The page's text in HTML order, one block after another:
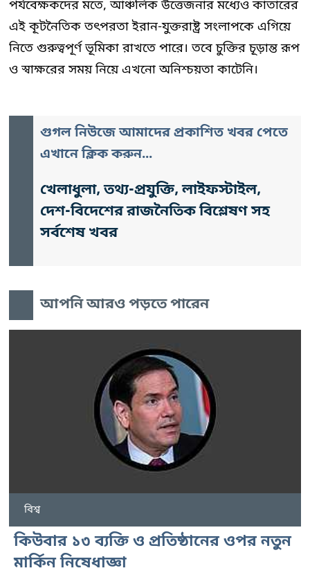
পর্যবেক্ষকদের মতে, আঞ্চলিক উত্তেজনার মধ্যেও কাতারের
এই কূটনৈতিক তৎপরতা ইরান-যুক্তরাষ্ট্র সংলাপকে এগিয়ে
নিতে গুরুত্বপূর্ণ ভূমিকা রাখতে পারে। তবে চুক্তির চূড়ান্ত রূপ
ও স্বাক্ষরের সময় নিয়ে এখনো অনিশ্চয়তা কাটেনি।
গুগল নিউজে আমাদের প্রকাশিত খবর পেতে
এখানে ক্লিক করুন...
খেলাধুলা, তথ্য-প্রযুক্তি, লাইফস্টাইল,
দেশ-বিদেশের রাজনৈতিক বিশ্লেষণ সহ
সর্বশেষ খবর
আপনি আরও পড়তে পারেন
বিশ্ব
কিউবার ১৩ ব্যক্তি ও প্রতিষ্ঠানের ওপর নতুন
মার্কিন নিষেধাজ্ঞা